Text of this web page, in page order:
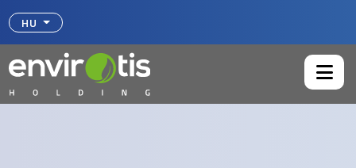
Válasszon nyelvet
HU